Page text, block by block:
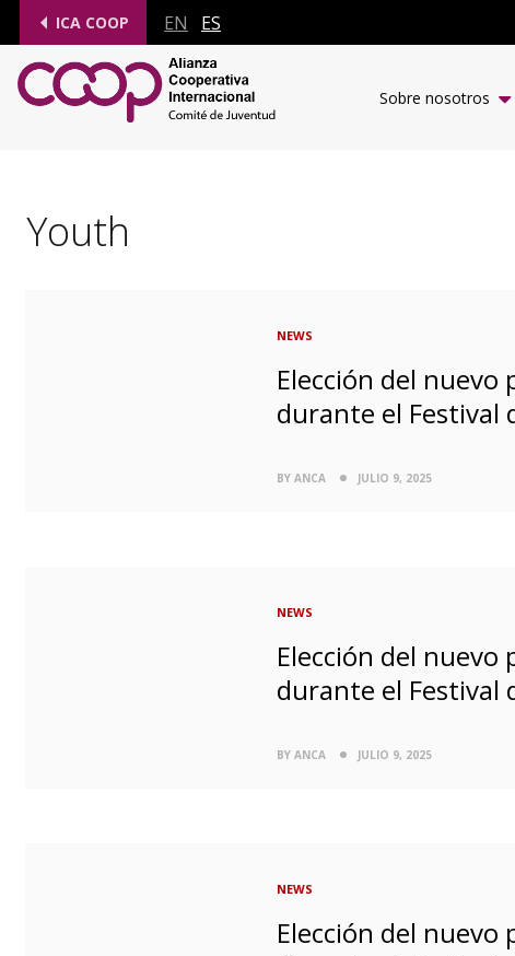
ICA COOP EN ES
Sobre nosotros
Youth
NEWS
Elección del nuevo
durante el Festival
BY ANCA JULIO 9, 2025
NEWS
Elección del nuevo
durante el Festival
BY ANCA JULIO 9, 2025
NEWS
Elección del nuevo